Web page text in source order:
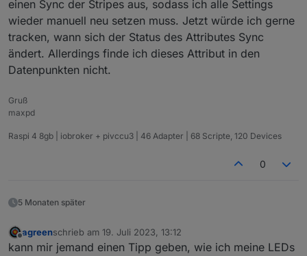
2023-02-23 12:30:17.669 warn State attribute
wled.0
2023-02-23 12:30:17.668 warn State attribute
einen Sync der Stripes aus, sodass ich alle Settings
wieder manuell neu setzen muss. Jetzt würde ich gerne
tracken, wann sich der Status des Attributes Sync
ändert. Allerdings finde ich dieses Attribut in den
Datenpunkten nicht.
Gruß
maxpd
Raspi 4 8gb | iobroker + pivccu3 | 46 Adapter | 68 Scripte, 120 Devices
0
5 Monaten später
Offline
agreenschrieb am 19. Juli 2023, 13:12
zuletzt editiert von
kann mir jemand einen Tipp geben, wie ich meine LEDs